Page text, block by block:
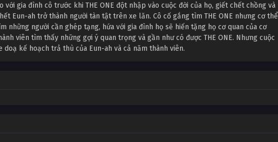
với gia đình cô trước khi THE ONE đột nhập vào cuộc đời của họ, giết chết chồng và
Eun-ah trở thành người tàn tật trên xe lăn. Cô cố gắng tìm THE ONE nhưng cơ thể
những người cần ghép tạng, hứa với gia đình họ sẽ hiến tặng họ cơ quan của cơ
viên tìm thấy những gợi ý quan trọng và gần như có được THE ONE. Nhưng cuộc
doạ kế hoạch trả thù của Eun-ah và cả năm thành viên.